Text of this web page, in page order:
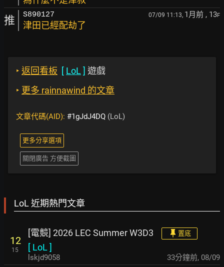
推 S890127 07/09 11:13, 1月前 , 13F
津田已經配劫了
‣ 返回看板 [ LoL ] 遊戲
‣ 更多 rainnawind 的文章
文章代碼(AID): #1gJdJ4DQ (LoL)
更多分享選項
關閉廣告 方便截圖
LoL 近期熱門文章
12
15
[電競] 2026 LEC Summer W3D3 置底
[ LoL ]
lskjd9058 33分鐘前, 08/09